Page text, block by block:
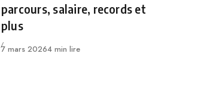
parcours, salaire, records et
plus
Publié
7 mars 20264 min lire